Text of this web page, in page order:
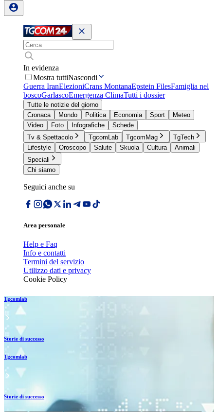
In evidenza
Mostra tuttiNascondi
Guerra IranElezioniCrans MontanaEpstein FilesFamiglia nel
boscoGarlascoEmergenza ClimaTutti i dossier
Tutte le notizie del giorno
Cronaca
Mondo Politica Economia Sport
Meteo
Video
Foto Infografiche
Schede
Tv & Spettacolo
TgcomLab TgcomMag
TgTech
Lifestyle
Oroscopo Salute Skuola Cultura
Animali
Speciali
Chi siamo
Seguici anche su
Area personale
Help e Faq
Info e contatti
Termini del servizio
Utilizzo dati e privacy
Cookie Policy
Tgcomlab
Storie di successo
Tgcomlab
Storie di successo